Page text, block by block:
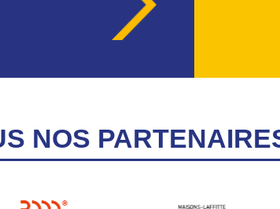
NOS